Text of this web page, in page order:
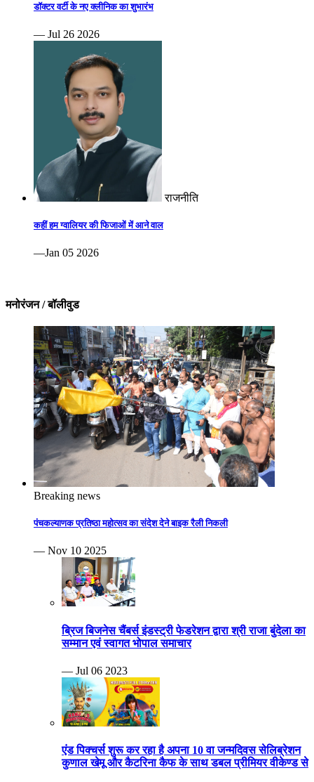
डॉक्टर वर्टी के नए क्लीनिक का शुभारंभ
— Jul 26 2026
राजनीति
कहीं हम ग्वालियर की फिजाओं में आने वाल
—Jan 05 2026
मनोरंजन / बॉलीवुड
Breaking news
पंचकल्याणक प्रतिष्ठा महोत्सव का संदेश देने बाइक रैली निकली
— Nov 10 2025
ब्रिज बिजनेस चैंबर्स इंडस्ट्री फेडरेशन द्वारा श्री राजा बुंदेला का
सम्मान एवं स्वागत भोपाल समाचार
— Jul 06 2023
एंड पिक्चर्स शुरू कर रहा है अपना 10 वा जन्मदिवस सेलिब्रेशन
कुणाल खेमू और कैटरिना कैफ के साथ डबल प्रीमियर वीकेण्ड से